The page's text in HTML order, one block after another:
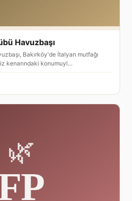
Havuzbaşı
Bakırköy'de İtalyan mutfağı
kenarındaki konumuyl…